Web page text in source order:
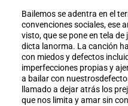
Bailemos se adentra en el
convenciones sociales, ese
visto, que se pone en tela
dicta lanorma. La canción
con miedos y defectos
imperfecciones propias y
a bailar con
llamado a dejar atrás los
que nos limita y amar sin